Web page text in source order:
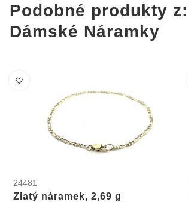
Podobné produkty z:
Dámské Náramky
24481
Zlatý náramek, 2,69 g